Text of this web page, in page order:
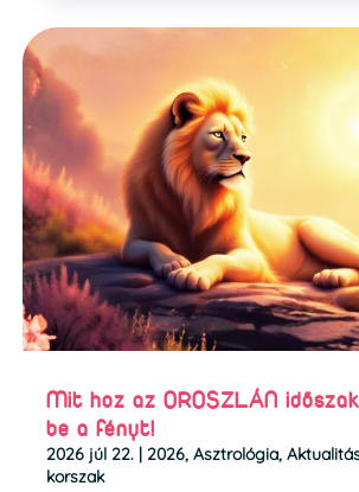
Mit hoz az OROSZLÁN
be a fényt!
2026 júl 22. | 2026, Asztrológia,
korszak